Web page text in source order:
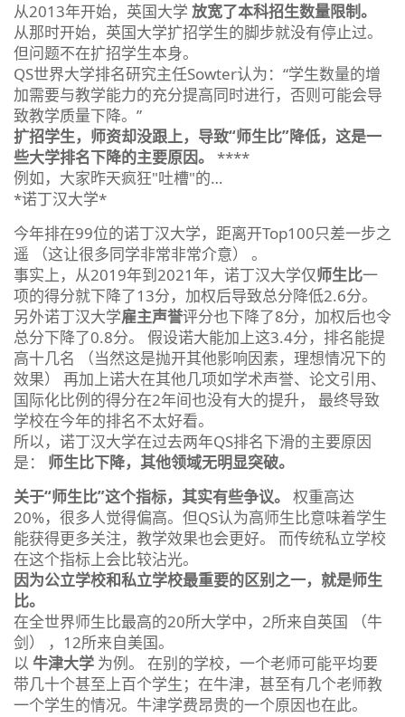
从2013年开始，英国大学 放宽了本科招生数量限制。
从那时开始，英国大学扩招学生的脚步就没有停止过。
但问题不在扩招学生本身。
QS世界大学排名研究主任Sowter认为：“学生数量的增
加需要与教学能力的充分提高同时进行，否则可能会导
致教学质量下降。”
扩招学生，师资却没跟上，导致“师生比”降低，这是一
些大学排名下降的主要原因。
****
例如，大家昨天疯狂"吐槽"的…
*诺丁汉大学*
今年排在99位的诺丁汉大学，距离开Top100只差一步之
遥 （这让很多同学非常非常介意） 。
事实上，从2019年到2021年，诺丁汉大学仅师生比一
项的得分就下降了13分，加权后导致总分降低2.6分。
另外诺丁汉大学雇主声誉评分也下降了8分，加权后也令
总分下降了0.8分。 假设诺大能加上这3.4分，排名能提
高十几名 （当然这是抛开其他影响因素，理想情况下的
效果） 再加上诺大在其他几项如学术声誉、论文引用、
国际化比例的得分在2年间也没有大的提升， 最终导致
学校在今年的排名不太好看。
所以，诺丁汉大学在过去两年QS排名下滑的主要原因
是： 师生比下降，其他领域无明显突破。
关于“师生比”这个指标，其实有些争议。
权重高达
20%，很多人觉得偏高。但QS认为高师生比意味着学生
能获得更多关注，教学效果也会更好。 而传统私立学校
在这个指标上会比较沾光。
因为公立学校和私立学校最重要的区别之一，就是师生
比。
在全世界师生比最高的20所大学中，2所来自英国 （牛
剑） ，12所来自美国。
以 牛津大学 为例。 在别的学校，一个老师可能平均要
带几十个甚至上百个学生；在牛津，甚至有几个老师教
一个学生的情况。牛津学费昂贵的一个原因也在此。